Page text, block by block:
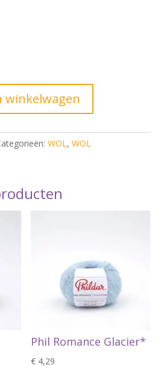
winkelwagen
WOL, WOL
Phil Romance Glacier*
€ 4,29